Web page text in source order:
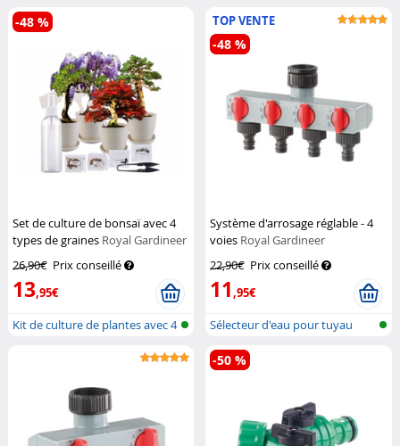
plantes
Set de culture de bonsaï avec 4
types de graines Royal Gardineer
26,90€ Prix conseillé
13,95€
-48 %
Kit de culture de plantes avec 4
TOP VENTE
Système d'arrosage réglable - 4
voies Royal Gardineer
22,90€ Prix conseillé
11,95€
-48 %
Sélecteur d'eau pour tuyau
d'arrosa...
-50 %